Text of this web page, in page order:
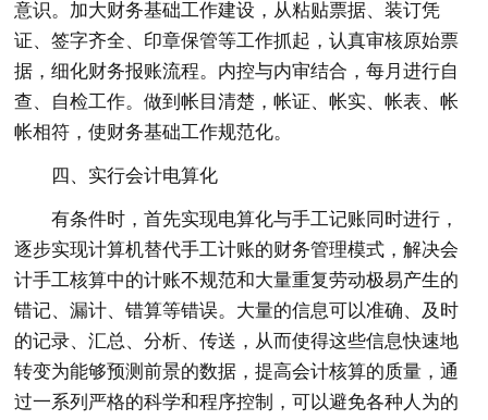
意识。加大财务基础工作建设，从粘贴票据、装订凭
证、签字齐全、印章保管等工作抓起，认真审核原始票
据，细化财务报账流程。内控与内审结合，每月进行自
查、自检工作。做到帐目清楚，帐证、帐实、帐表、帐
帐相符，使财务基础工作规范化。
四、实行会计电算化
有条件时，首先实现电算化与手工记账同时进行，
逐步实现计算机替代手工计账的财务管理模式，解决会
计手工核算中的计账不规范和大量重复劳动极易产生的
错记、漏计、错算等错误。大量的信息可以准确、及时
的记录、汇总、分析、传送，从而使得这些信息快速地
转变为能够预测前景的数据，提高会计核算的质量，通
过一系列严格的科学和程序控制，可以避免各种人为的